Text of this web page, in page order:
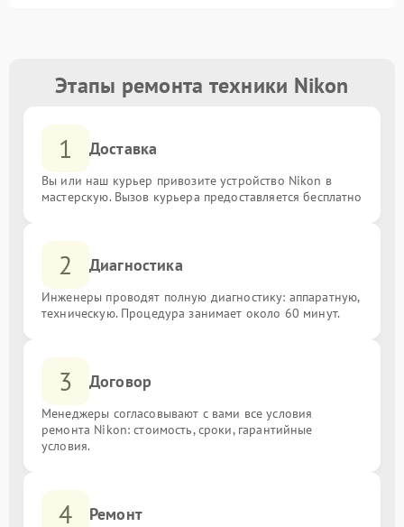
Этапы ремонта техники Nikon
1 Доставка
Вы или наш курьер привозите устройство Nikon в
мастерскую. Вызов курьера предоставляется бесплатно
2 Диагностика
Инженеры проводят полную диагностику: аппаратную,
техническую. Процедура занимает около 60 минут.
3 Договор
Менеджеры согласовывают с вами все условия
ремонта Nikon: стоимость, сроки, гарантийные
условия.
4 Ремонт